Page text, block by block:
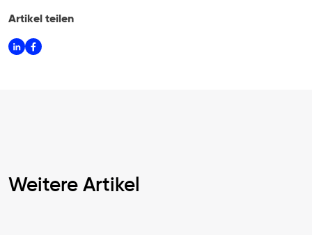
Artikel teilen
Weitere Artikel